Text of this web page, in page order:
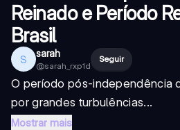
Reinado e Período
Brasil
S sarah ‎
@sarah_rxp1d
Seguir
O período pós-independência
por grandes turbulências...
Mostrar mais